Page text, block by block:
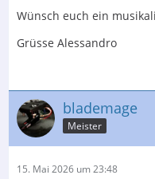
Wünsch euch ein
Grüsse Alessandro
blademage
Meister
15. Mai 2026 um 23:48